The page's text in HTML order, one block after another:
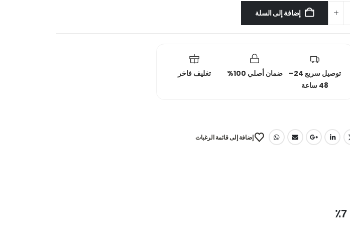
إضافة إلى السلة
توصيل سريع 24–
48 ساعة
ضمان أصلي 100% تغليف فاخر
إضافة إلى قائمة الرغبات